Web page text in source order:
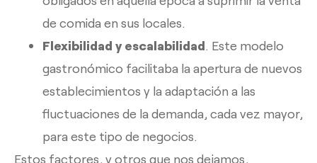
de comida en sus locales.
Flexibilidad y escalabilidad. Este modelo
gastronómico facilitaba la apertura de nuevos
establecimientos y la adaptación a las
fluctuaciones de la demanda, cada vez mayor,
para este tipo de negocios.
Estos factores, y otros que nos dejamos,